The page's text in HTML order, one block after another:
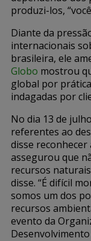
produzi-los,
Diante da
internacionais
brasileira, ele
Globo mostrou
global por
indagadas por
No dia 13 de
referentes ao
disse
assegurou que
recursos
disse. “É difícil
somos um dos
recursos
evento da